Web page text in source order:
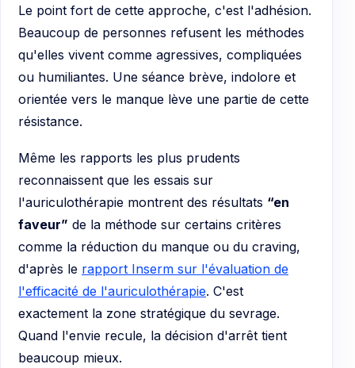
Le point fort de cette approche, c'est l'adhésion.
Beaucoup de personnes refusent les méthodes
qu'elles vivent comme agressives, compliquées
ou humiliantes. Une séance brève, indolore et
orientée vers le manque lève une partie de cette
résistance.
Même les rapports les plus prudents
reconnaissent que les essais sur
l'auriculothérapie montrent des résultats “en
faveur” de la méthode sur certains critères
comme la réduction du manque ou du craving,
d'après le rapport Inserm sur l'évaluation de
l'efficacité de l'auriculothérapie. C'est
exactement la zone stratégique du sevrage.
Quand l'envie recule, la décision d'arrêt tient
beaucoup mieux.